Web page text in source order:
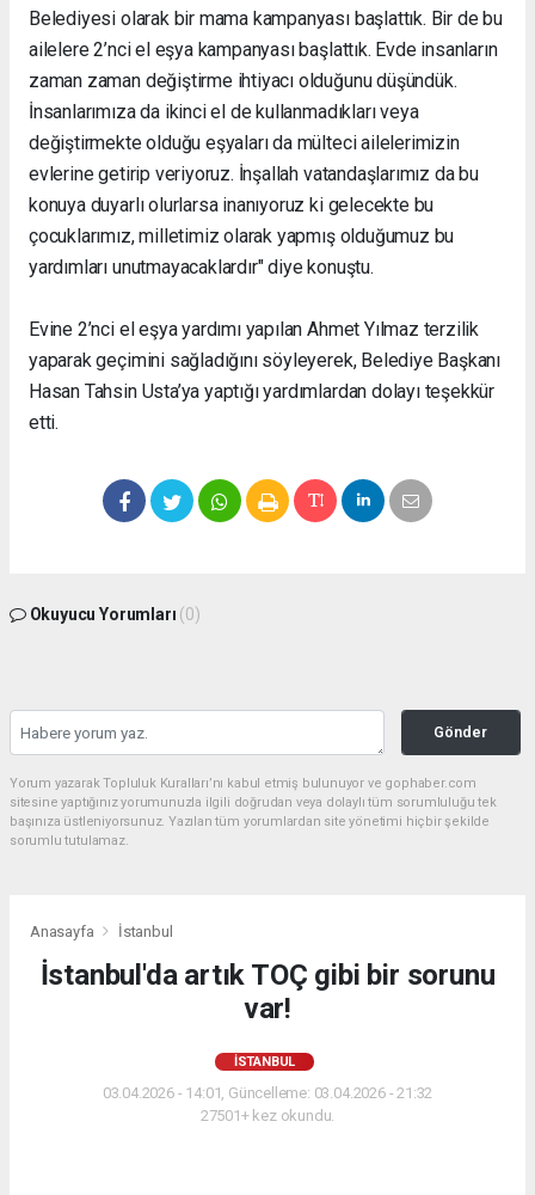
Belediyesi olarak bir mama kampanyası başlattık. Bir de bu
ailelere 2’nci el eşya kampanyası başlattık. Evde insanların
zaman zaman değiştirme ihtiyacı olduğunu düşündük.
İnsanlarımıza da ikinci el de kullanmadıkları veya
değiştirmekte olduğu eşyaları da mülteci ailelerimizin
evlerine getirip veriyoruz. İnşallah vatandaşlarımız da bu
konuya duyarlı olurlarsa inanıyoruz ki gelecekte bu
çocuklarımız, milletimiz olarak yapmış olduğumuz bu
yardımları unutmayacaklardır" diye konuştu.
Evine 2’nci el eşya yardımı yapılan Ahmet Yılmaz terzilik
yaparak geçimini sağladığını söyleyerek, Belediye Başkanı
Hasan Tahsin Usta’ya yaptığı yardımlardan dolayı teşekkür
etti.
Okuyucu Yorumları (0)
Gönder
Yorum yazarak Topluluk Kuralları’nı kabul etmiş bulunuyor ve gophaber.com
sitesine yaptığınız yorumunuzla ilgili doğrudan veya dolaylı tüm sorumluluğu tek
başınıza üstleniyorsunuz. Yazılan tüm yorumlardan site yönetimi hiçbir şekilde
sorumlu tutulamaz.
Anasayfa İstanbul
İstanbul'da artık TOÇ gibi bir sorunu
var!
İSTANBUL
03.04.2026 - 14:01, Güncelleme: 03.04.2026 - 21:32
27501+ kez okundu.